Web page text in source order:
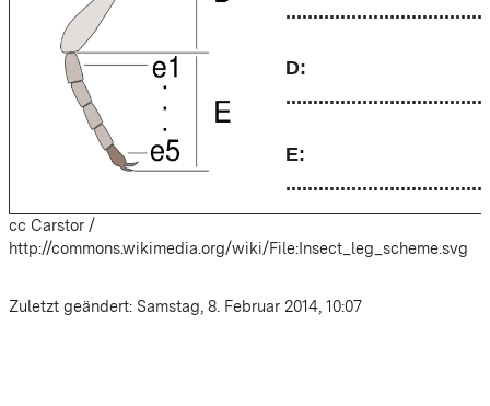
....................................
D:
....................................
E:
....................................
cc Carstor /
http://commons.wikimedia.org/wiki/File:Insect_leg_scheme.svg
Zuletzt geändert: Samstag, 8. Februar 2014, 10:07